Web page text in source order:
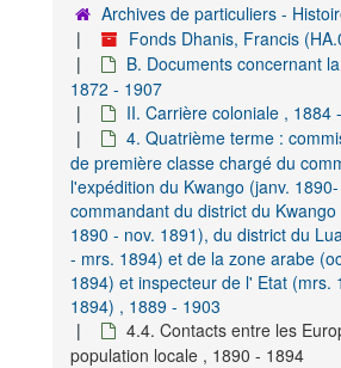
Archives de particuliers -
Fonds Dhanis, Francis
B. Documents concernant
1872 - 1907
II. Carrière coloniale , 1884
4. Quatrième terme :
de première classe chargé du
l'expédition du Kwango (janv.
commandant du district du
1890 - nov. 1891), du district du
- mrs. 1894) et de la zone arabe
1894) et inspecteur de l' Etat (mrs.
1894) , 1889 - 1903
4.4. Contacts entre les
population locale , 1890 - 1894